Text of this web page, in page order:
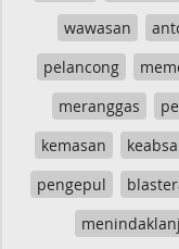
wawasan
pelancong
meranggas
kemasan
pengepul